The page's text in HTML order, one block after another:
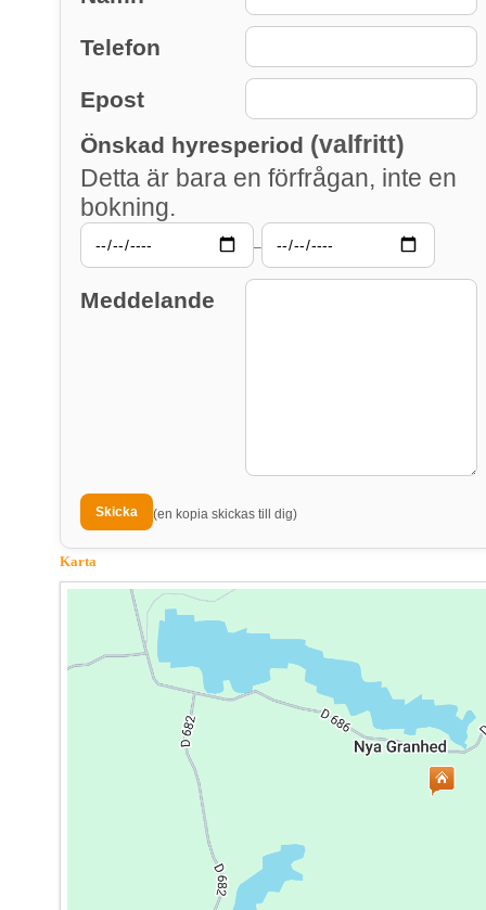
Telefon
Epost
Önskad hyresperiod (valfritt)
Detta är bara en förfrågan, inte en
bokning.
–
Meddelande
(en kopia skickas till dig)
Karta